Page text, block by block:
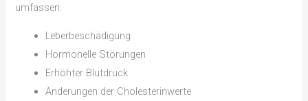
umfassen:
Leberbeschädigung
Hormonelle Störungen
Erhöhter Blutdruck
Änderungen der Cholesterinwerte